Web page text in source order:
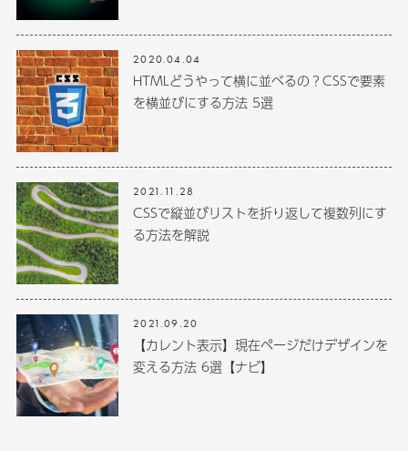
2020.04.04
HTMLどうやって横に並べるの？CSSで要素
を横並びにする方法 5選
2021.11.28
CSSで縦並びリストを折り返して複数列にす
る方法を解説
2021.09.20
【カレント表示】現在ページだけデザインを
変える方法 6選【ナビ】